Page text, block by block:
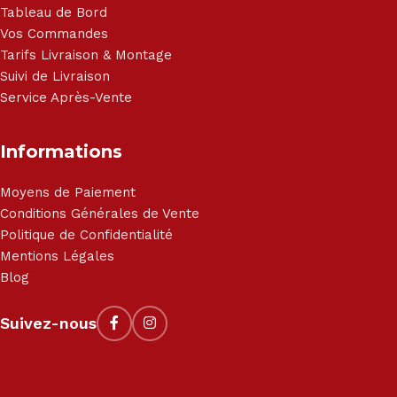
Tableau de Bord
Vos Commandes
Tarifs Livraison & Montage
Suivi de Livraison
Service Après-Vente
Informations
Moyens de Paiement
Conditions Générales de Vente
Politique de Confidentialité
Mentions Légales
Blog
Suivez-nous